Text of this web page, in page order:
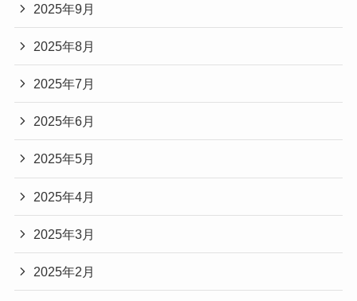
2025年9月
2025年8月
2025年7月
2025年6月
2025年5月
2025年4月
2025年3月
2025年2月